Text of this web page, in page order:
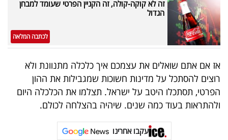
זה לא קוקה-קולה, זה הקניין הפרטי שעומד למבחן
הגדול
לכתבה המלאה
אז אם אתם שואלים את עצמכם איך כלכלה מתנוונת ולא
רוצים להסתכל על מדינות חשוכות שמגבילות את ההון
הפרטי, תסתכלו היטב על ישראל. תצלמו את הכלכלה היום
ולהתראות בעוד כמה שנים. שיהיה בהצלחה לכולם.
עקבו אחרינו